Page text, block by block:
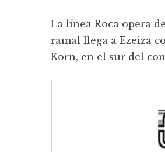
La línea Roca opera
ramal llega a Ezeiza
Korn, en el sur del